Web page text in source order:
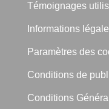
Témoignages
Informations
Paramètres des
Conditions de
Conditions